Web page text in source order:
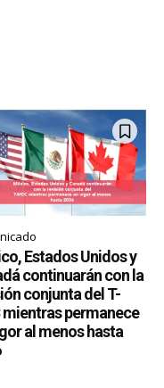
Estados Unidos y
continuarán con la
conjunta del T-
mientras permanece
al menos hasta